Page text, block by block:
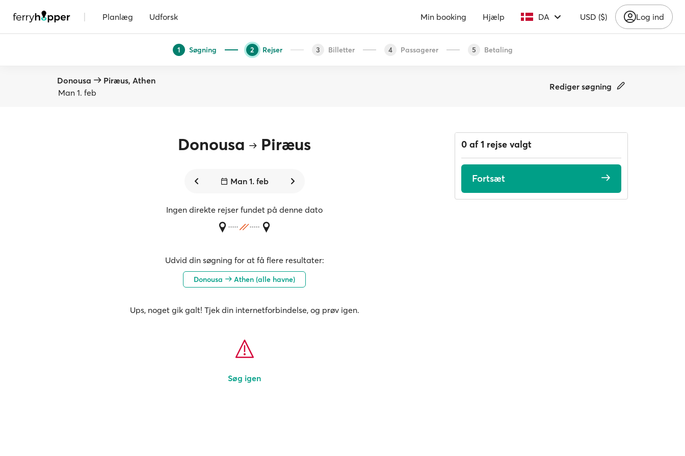
| Planlæg Udforsk Min booking Hjælp DA USD ($) Log ind
1 Søgning 2 Rejser 3 Billetter 4 Passagerer 5 Betaling
Donousa
Piræus, Athen
Man 1. feb
Rediger søgning
Donousa Piræus
Man 1. feb
Ingen direkte rejser fundet på denne dato
Udvid din søgning for at få flere resultater:
Donousa Athen (alle havne)
Ups, noget gik galt! Tjek din internetforbindelse, og prøv igen.
Søg igen
0 af 1 rejse valgt
Fortsæt